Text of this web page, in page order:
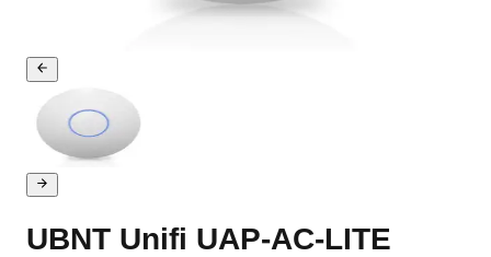
UBNT Unifi UAP-AC-LITE